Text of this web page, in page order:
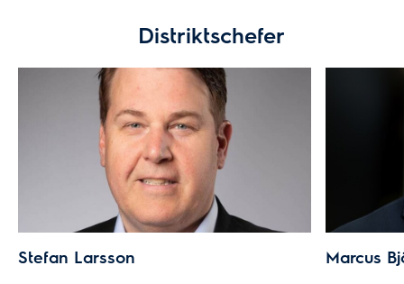
Distriktschefer
Stefan Larsson Marcus